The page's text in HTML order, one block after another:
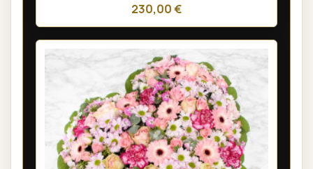
230,00 €